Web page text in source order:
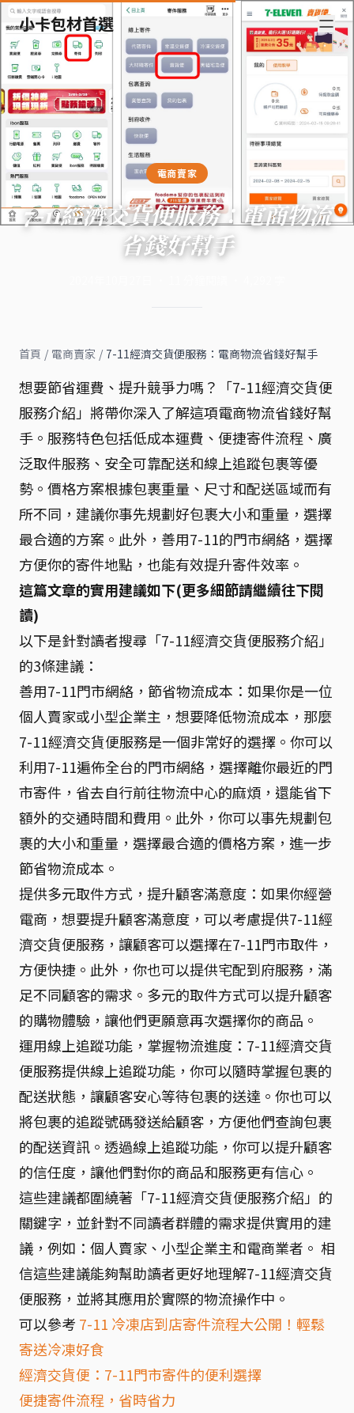
小卡包材首選
電商賣家
7-11經濟交貨便服務：電商物流
省錢好幫手
首頁 / 電商賣家 / 7-11經濟交貨便服務：電商物流省錢好幫手
想要節省運費、提升競爭力嗎？「7-11經濟交貨便
服務介紹」將帶你深入了解這項電商物流省錢好幫
手。服務特色包括低成本運費、便捷寄件流程、廣
泛取件服務、安全可靠配送和線上追蹤包裹等優
勢。價格方案根據包裹重量、尺寸和配送區域而有
所不同，建議你事先規劃好包裹大小和重量，選擇
最合適的方案。此外，善用7-11的門市網絡，選擇
方便你的寄件地點，也能有效提升寄件效率。
這篇文章的實用建議如下(更多細節請繼續往下閱
讀)
以下是針對讀者搜尋「7-11經濟交貨便服務介紹」
的3條建議：
善用7-11門市網絡，節省物流成本：如果你是一位
個人賣家或小型企業主，想要降低物流成本，那麼
7-11經濟交貨便服務是一個非常好的選擇。你可以
利用7-11遍佈全台的門市網絡，選擇離你最近的門
市寄件，省去自行前往物流中心的麻煩，還能省下
額外的交通時間和費用。此外，你可以事先規劃包
裹的大小和重量，選擇最合適的價格方案，進一步
節省物流成本。
提供多元取件方式，提升顧客滿意度：如果你經營
電商，想要提升顧客滿意度，可以考慮提供7-11經
濟交貨便服務，讓顧客可以選擇在7-11門市取件，
方便快捷。此外，你也可以提供宅配到府服務，滿
足不同顧客的需求。多元的取件方式可以提升顧客
的購物體驗，讓他們更願意再次選擇你的商品。
運用線上追蹤功能，掌握物流進度：7-11經濟交貨
便服務提供線上追蹤功能，你可以隨時掌握包裹的
配送狀態，讓顧客安心等待包裹的送達。你也可以
將包裹的追蹤號碼發送給顧客，方便他們查詢包裹
的配送資訊。透過線上追蹤功能，你可以提升顧客
的信任度，讓他們對你的商品和服務更有信心。
這些建議都圍繞著「7-11經濟交貨便服務介紹」的
關鍵字，並針對不同讀者群體的需求提供實用的建
議，例如：個人賣家、小型企業主和電商業者。 相
信這些建議能夠幫助讀者更好地理解7-11經濟交貨
便服務，並將其應用於實際的物流操作中。
可以參考 7-11 冷凍店到店寄件流程大公開！輕鬆
寄送冷凍好食
經濟交貨便：7-11門市寄件的便利選擇
便捷寄件流程，省時省力